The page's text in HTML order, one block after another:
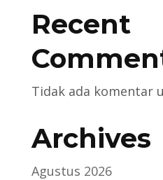
Recent
Tidak ada komentar
Archives
Agustus 2026